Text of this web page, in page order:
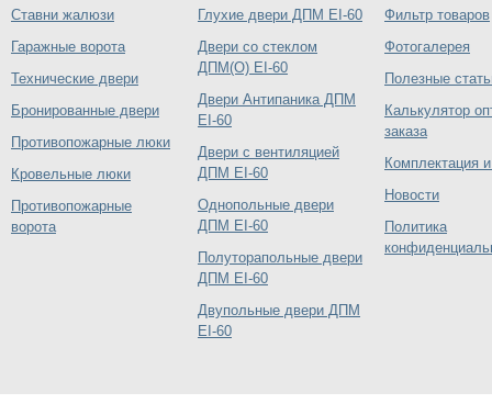
Ставни жалюзи
Гаражные ворота
Технические двери
Бронированные двери
Противопожарные люки
Кровельные люки
Противопожарные
ворота
Глухие двери ДПМ EI-60
Двери со стеклом
ДПМ(О) EI-60
Двери Антипаника ДПМ
EI-60
Двери с вентиляцией
ДПМ EI-60
Однопольные двери
ДПМ EI-60
Полуторапольные двери
ДПМ EI-60
Двупольные двери ДПМ
EI-60
Фильтр товаров
Фотогалерея
Полезные
Калькулятор
заказа
Комплектация
Новости
Политика